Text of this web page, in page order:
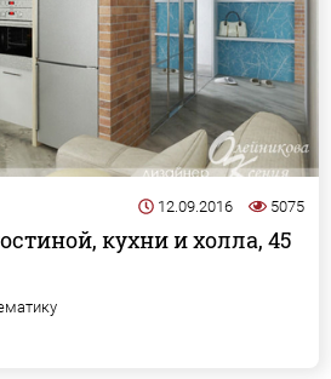
12.09.2016 5075
кухни и холла, 45